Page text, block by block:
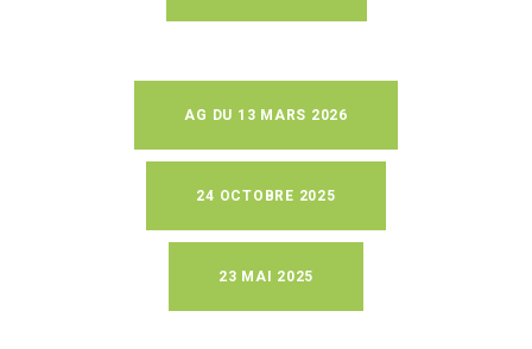
AG DU 13 MARS 2026
24 OCTOBRE 2025
23 MAI 2025